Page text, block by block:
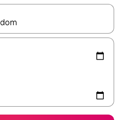
moći ćete ih pregledati